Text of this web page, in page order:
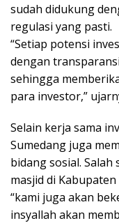
sudah didukung
regulasi yang pasti.
“Setiap potensi
dengan
sehingga
para investor,”
Selain kerja sama
Sumedang juga
bidang sosial.
masjid di Kabupaten
“kami juga akan
insyallah akan